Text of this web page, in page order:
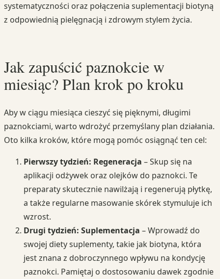
systematyczności oraz połączenia suplementacji biotyną
z odpowiednią pielęgnacją i zdrowym stylem życia.
Jak zapuścić paznokcie w
miesiąc? Plan krok po kroku
Aby w ciągu miesiąca cieszyć się pięknymi, długimi
paznokciami, warto wdrożyć przemyślany plan działania.
Oto kilka kroków, które mogą pomóc osiągnąć ten cel:
Pierwszy tydzień: Regeneracja – Skup się na
aplikacji odżywek oraz olejków do paznokci. Te
preparaty skutecznie nawilżają i regenerują płytkę,
a także regularne masowanie skórek stymuluje ich
wzrost.
Drugi tydzień: Suplementacja – Wprowadź do
swojej diety suplementy, takie jak biotyna, która
jest znana z dobroczynnego wpływu na kondycję
paznokci. Pamiętaj o dostosowaniu dawek zgodnie